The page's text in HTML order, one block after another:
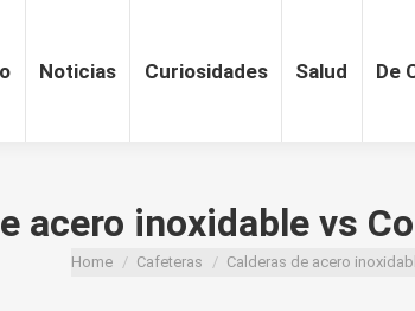
Noticias Curiosidades Salud De
acero inoxidable vs
You are here:
Home Cafeteras Calderas de acero